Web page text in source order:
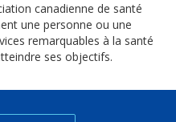
canadienne de santé
une personne ou une
remarquables à la santé
ses objectifs.